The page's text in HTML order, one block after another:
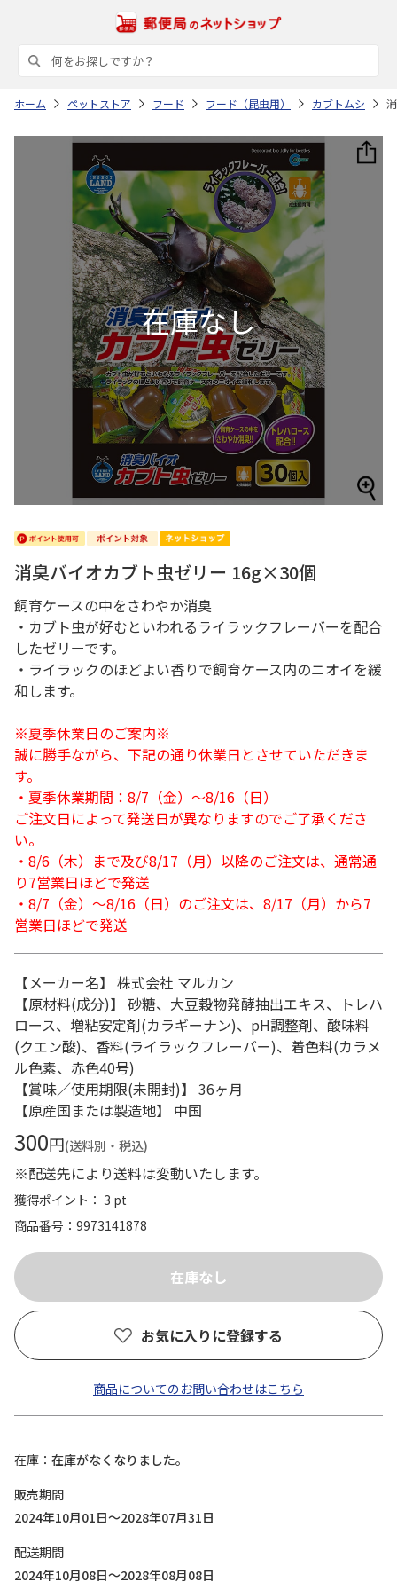
ホーム ペットストア フード フード（昆虫用） カブトムシ
消臭バイオカブト虫ゼリー 16g×30個
飼育ケースの中をさわやか消臭
・カブト虫が好むといわれるライラックフレーバーを配合
したゼリーです。
・ライラックのほどよい香りで飼育ケース内のニオイを緩
和します。
※夏季休業日のご案内※
誠に勝手ながら、下記の通り休業日とさせていただきま
す。
・夏季休業期間：8/7（金）～8/16（日）
ご注文日によって発送日が異なりますのでご了承くださ
い。
・8/6（木）まで及び8/17（月）以降のご注文は、通常通
り7営業日ほどで発送
・8/7（金）～8/16（日）のご注文は、8/17（月）から7
営業日ほどで発送
【メーカー名】 株式会社 マルカン
【原材料(成分)】 砂糖、大豆穀物発酵抽出エキス、トレハ
ロース、増粘安定剤(カラギーナン)、pH調整剤、酸味料
(クエン酸)、香料(ライラックフレーバー)、着色料(カラメ
ル色素、赤色40号)
【賞味／使用期限(未開封)】 36ヶ月
【原産国または製造地】 中国
300円(送料別・税込)
※配送先により送料は変動いたします。
獲得ポイント： 3 pt
商品番号
9973141878
お気に入りに登録する
商品についてのお問い合わせはこちら
在庫
在庫がなくなりました。
販売期間
2024年10月01日～2028年07月31日
配送期間
2024年10月08日～2028年08月08日